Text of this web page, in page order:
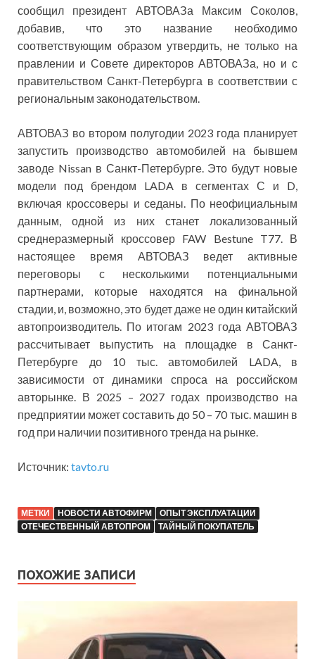
сообщил президент АВТОВАЗа Максим Соколов,
добавив, что это название необходимо
соответствующим образом утвердить, не только на
правлении и Совете директоров АВТОВАЗа, но и с
правительством Санкт-Петербурга в соответствии с
региональным законодательством.
АВТОВАЗ во втором полугодии 2023 года планирует
запустить производство автомобилей на бывшем
заводе Nissan в Санкт-Петербурге. Это будут новые
модели под брендом LADA в сегментах С и D,
включая кроссоверы и седаны. По неофициальным
данным, одной из них станет локализованный
среднеразмерный кроссовер FAW Bestune T77. В
настоящее время АВТОВАЗ ведет активные
переговоры с несколькими потенциальными
партнерами, которые находятся на финальной
стадии, и, возможно, это будет даже не один китайский
автопроизводитель. По итогам 2023 года АВТОВАЗ
рассчитывает выпустить на площадке в Санкт-
Петербурге до 10 тыс. автомобилей LADA, в
зависимости от динамики спроса на российском
авторынке. В 2025 – 2027 годах производство на
предприятии может составить до 50 – 70 тыс. машин в
год при наличии позитивного тренда на рынке.
Источник: tavto.ru
МЕТКИ НОВОСТИ АВТОФИРМ
ОПЫТ ЭКСПЛУАТАЦИИ
ОТЕЧЕСТВЕННЫЙ АВТОПРОМ
ТАЙНЫЙ ПОКУПАТЕЛЬ
ПОХОЖИЕ ЗАПИСИ